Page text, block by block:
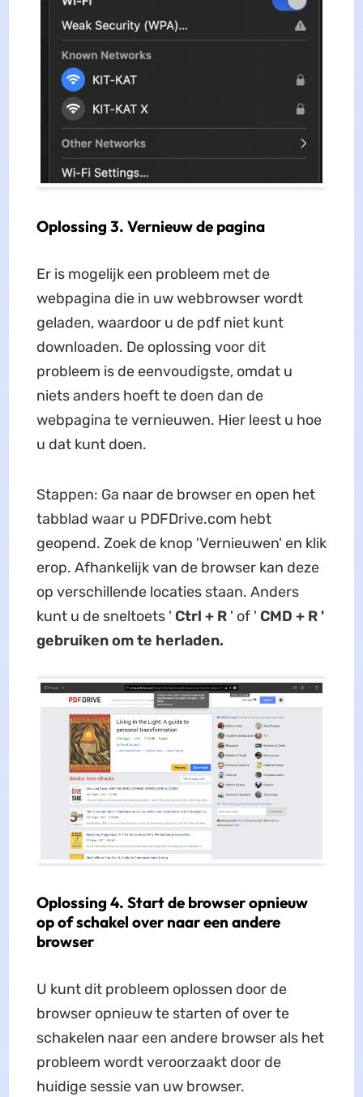
Oplossing 3. Vernieuw de pagina
Er is mogelijk een probleem met de
webpagina die in uw webbrowser wordt
geladen, waardoor u de pdf niet kunt
downloaden. De oplossing voor dit
probleem is de eenvoudigste, omdat u
niets anders hoeft te doen dan de
webpagina te vernieuwen. Hier leest u hoe
u dat kunt doen.
Stappen: Ga naar de browser en open het
tabblad waar u PDFDrive.com hebt
geopend. Zoek de knop 'Vernieuwen' en klik
erop. Afhankelijk van de browser kan deze
op verschillende locaties staan. Anders
kunt u de sneltoets ' Ctrl + R' of ' CMD + R '
gebruiken om te herladen.
Oplossing 4. Start de browser opnieuw
op of schakel over naar een andere
browser
U kunt dit probleem oplossen door de
browser opnieuw te starten of over te
schakelen naar een andere browser als het
probleem wordt veroorzaakt door de
huidige sessie van uw browser.